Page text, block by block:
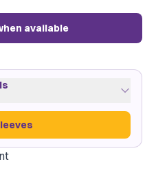
available